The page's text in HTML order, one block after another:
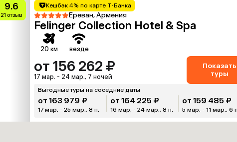
9.6
21 отзыв
Кешбэк 4% по карте Т-Банка
Ереван, Армения
Felinger Collection Hotel & Spa
20 км везде
от 156 262 ₽
17 мар. - 24 мар., 7 ночей
Показать
туры
Выгодные туры на соседние даты
от 163 979 ₽
17 мар. - 25 мар., 8 н.
от 164 225 ₽
16 мар. - 24 мар., 8 н.
от 159 485 ₽
5 мар. - 11 мар., 6